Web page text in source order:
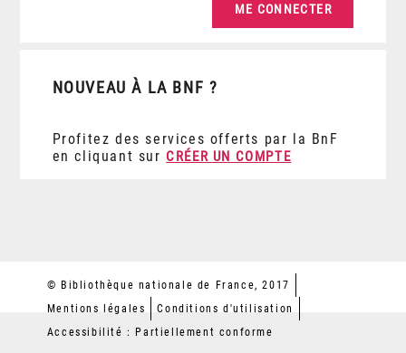
NOUVEAU À LA BNF ?
Profitez des services offerts par la BnF
en cliquant sur CRÉER UN COMPTE
© Bibliothèque nationale de France, 2017
Mentions légales
Conditions d'utilisation
Accessibilité : Partiellement conforme